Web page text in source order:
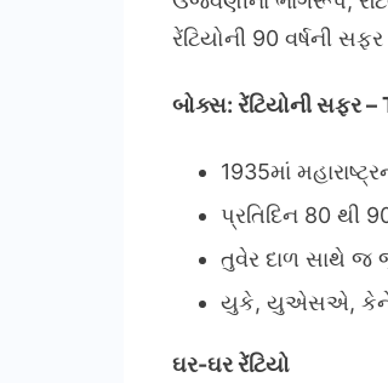
રેંટિયોની 90 વર્ષની
બોક્સ: રેંટિયોની સફર
1935માં
પ્રતિદિન 80 થી
તુવેર દાળ સાથે જ
યુકે, યુએસએ,
ઘર-ઘર રેંટિયો